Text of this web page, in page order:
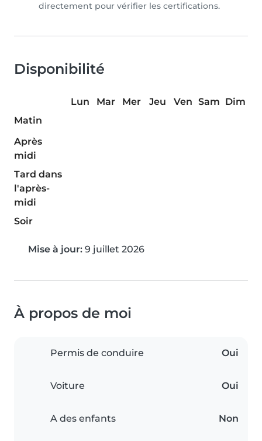
directement pour vérifier les certifications.
Disponibilité
Lun Mar Mer Jeu Ven Sam Dim
Matin
Après
midi
Tard dans
l'après-
midi
Soir
Mise à jour: 9 juillet 2026
À propos de moi
Permis de conduire Oui
Voiture Oui
A des enfants Non